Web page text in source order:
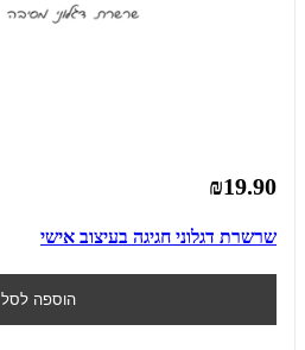
₪19.90
שרשרת דגלוני חגיגה בעיצוב אישי
הוספה לסל